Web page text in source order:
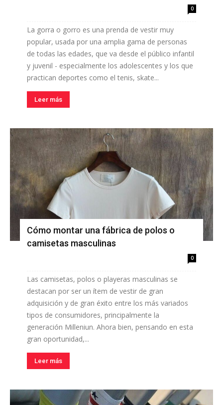
0
La gorra o gorro es una prenda de vestir muy
popular, usada por una amplia gama de personas
de todas las edades, que va desde el público infantil
y juvenil - especialmente los adolescentes y los que
practican deportes como el tenis, skate...
Leer más
Cómo montar una fábrica de polos o
camisetas masculinas
0
Las camisetas, polos o playeras masculinas se
destacan por ser un ítem de vestir de gran
adquisición y de gran éxito entre los más variados
tipos de consumidores, principalmente la
generación Milleniun. Ahora bien, pensando en esta
gran oportunidad,...
Leer más